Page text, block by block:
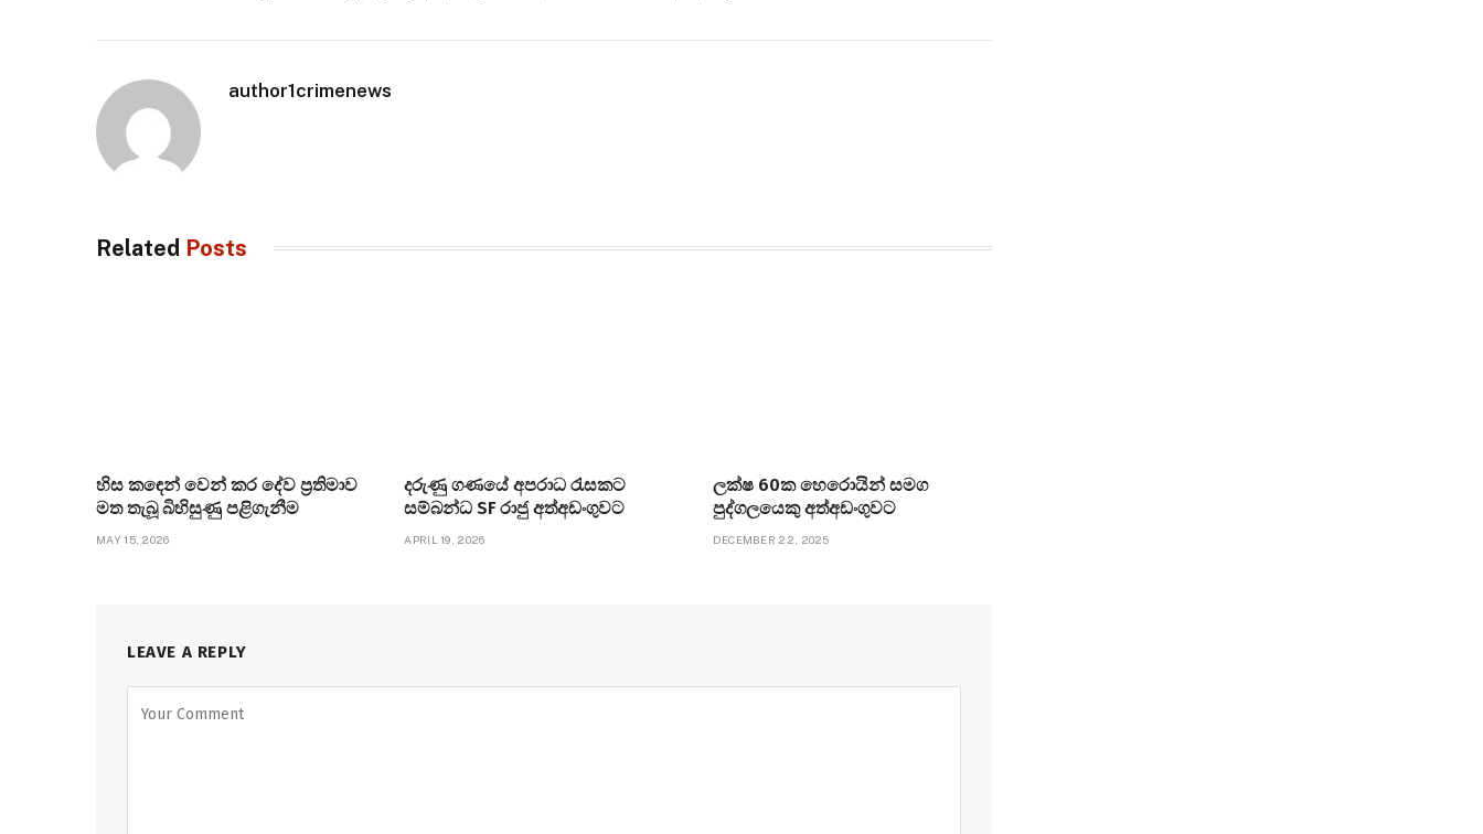
author1crimenews
Related Posts
හිස කඳෙන් වෙන් කර දේව ප්‍රතිමාව
මත තැබූ බිහිසුණු පළිගැනීම
MAY 15, 2026
දරුණු ගණයේ අපරාධ රැසකට
සම්බන්ධ SF රාජු අත්අඩංගුවට
APRIL 19, 2026
ලක්ෂ 60ක හෙරොයින් සමග
පුද්ගලයෙකු අත්අඩංගුවට
DECEMBER 22, 2025
LEAVE A REPLY